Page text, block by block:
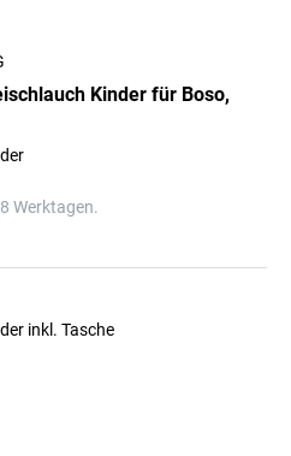
Kinder für Boso,
Werktagen.